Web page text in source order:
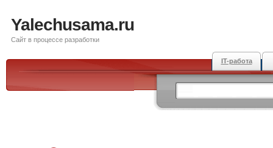
Yalechusama.ru
Сайт в процессе разработки
IT-работа